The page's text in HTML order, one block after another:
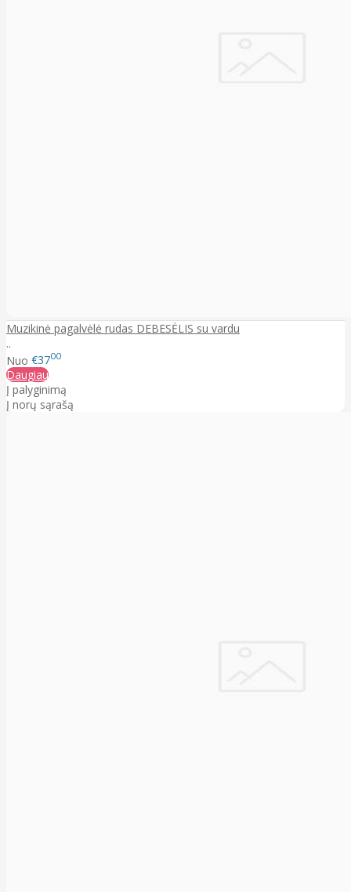
Muzikinė pagalvėlė rudas DEBESĖLIS su vardu
..
Nuo €3700
Daugiau
Į palyginimą
Į norų sąrašą